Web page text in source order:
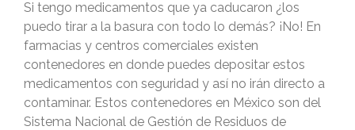
Si tengo medicamentos que ya caducaron ¿los
puedo tirar a la basura con todo lo demás? ¡No! En
farmacias y centros comerciales existen
contenedores en donde puedes depositar estos
medicamentos con seguridad y así no irán directo a
contaminar. Estos contenedores en México son del
Sistema Nacional de Gestión de Residuos de